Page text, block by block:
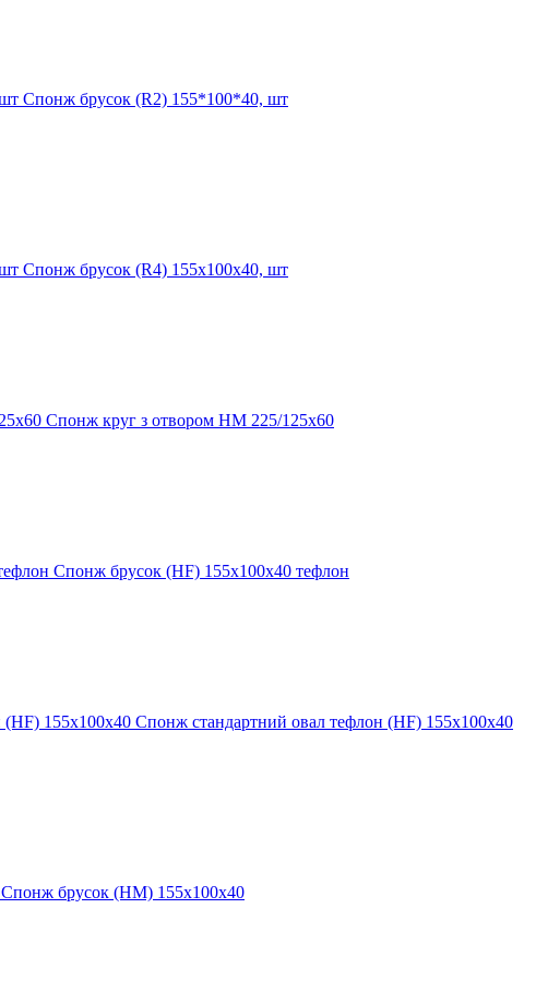
Спонж брусок (R2) 155*100*40, шт
Спонж брусок (R4) 155x100x40, шт
Спонж круг з отвором НМ 225/125х60
Спонж брусок (HF) 155x100x40 тефлон
Спонж стандартний овал тефлон (HF) 155x100x40
Спонж брусок (HМ) 155x100x40